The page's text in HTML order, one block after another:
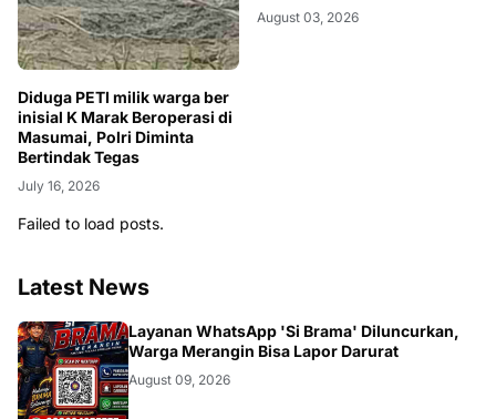
Diduga PETI milik warga ber
inisial K Marak Beroperasi di
Masumai, Polri Diminta
Bertindak Tegas
July 16, 2026
August 03, 2026
Failed to load posts.
Latest News
BANGKO
Layanan WhatsApp 'Si Brama' Diluncurkan,
Warga Merangin Bisa Lapor Darurat
August 09, 2026